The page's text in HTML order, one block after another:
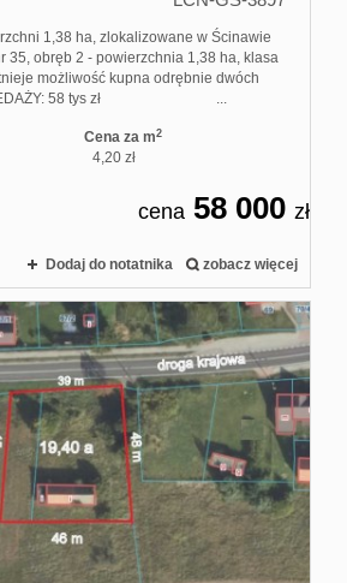
1,38 ha, zlokalizowane w Ścinawie
35, obręb 2 - powierzchnia 1,38 ha, klasa
możliwość kupna odrębnie dwóch
58 tys zł ...
Cena za m2
4,20 zł
cena 58 000 zł
Dodaj do notatnika zobacz więcej